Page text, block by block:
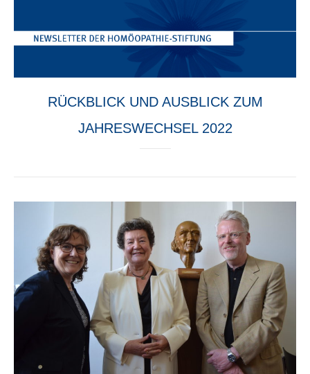
RÜCKBLICK UND AUSBLICK ZUM
JAHRESWECHSEL 2022